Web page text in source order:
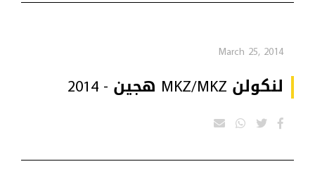
March 25, 2014
لنكولن MKZ/MKZ هجين - 2014